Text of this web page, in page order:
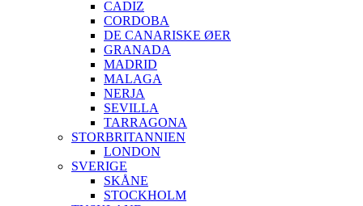
CADIZ
CORDOBA
DE CANARISKE ØER
GRANADA
MADRID
MALAGA
NERJA
SEVILLA
TARRAGONA
STORBRITANNIEN
LONDON
SVERIGE
SKÅNE
STOCKHOLM